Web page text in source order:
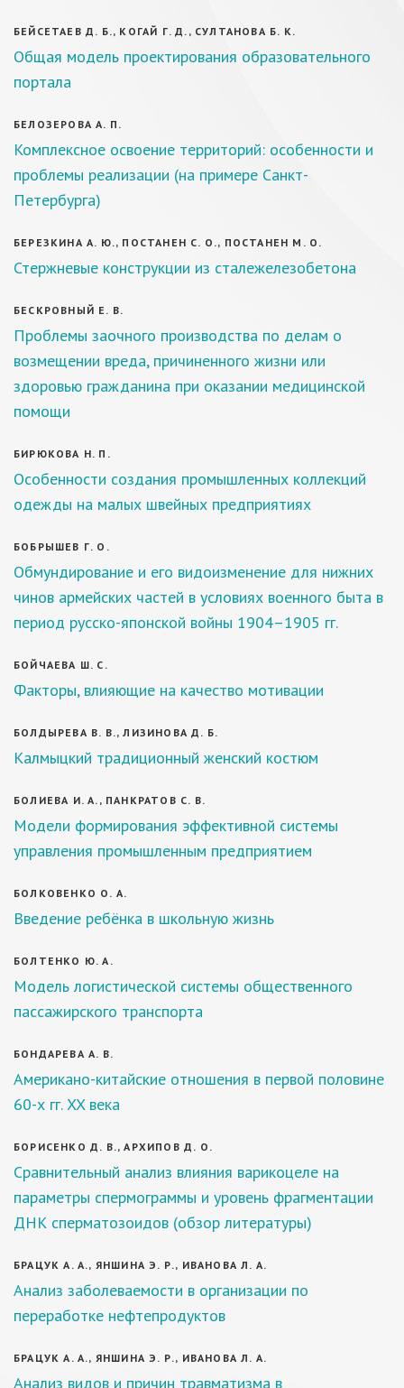
БЕЙСЕТАЕВ Д. Б., КОГАЙ Г. Д., СУЛТАНОВА Б. К.
Общая модель проектирования образовательного
портала
БЕЛОЗЕРОВА А. П.
Комплексное освоение территорий: особенности и
проблемы реализации (на примере Санкт-
Петербурга)
БЕРЕЗКИНА А. Ю., ПОСТАНЕН С. О., ПОСТАНЕН М. О.
Стержневые конструкции из сталежелезобетона
БЕСКРОВНЫЙ Е. В.
Проблемы заочного производства по делам о
возмещении вреда, причиненного жизни или
здоровью гражданина при оказании медицинской
помощи
БИРЮКОВА Н. П.
Особенности создания промышленных коллекций
одежды на малых швейных предприятиях
БОБРЫШЕВ Г. О.
Обмундирование и его видоизменение для нижних
чинов армейских частей в условиях военного быта в
период русско-японской войны 1904–1905 гг.
БОЙЧАЕВА Ш. С.
Факторы, влияющие на качество мотивации
БОЛДЫРЕВА В. В., ЛИЗИНОВА Д. Б.
Калмыцкий традиционный женский костюм
БОЛИЕВА И. А., ПАНКРАТОВ С. В.
Модели формирования эффективной системы
управления промышленным предприятием
БОЛКОВЕНКО О. А.
Введение ребёнка в школьную жизнь
БОЛТЕНКО Ю. А.
Модель логистической системы общественного
пассажирского транспорта
БОНДАРЕВА А. В.
Американо-китайские отношения в первой половине
60-х гг. XX века
БОРИСЕНКО Д. В., АРХИПОВ Д. О.
Сравнительный анализ влияния варикоцеле на
параметры спермограммы и уровень фрагментации
ДНК сперматозоидов (обзор литературы)
БРАЦУК А. А., ЯНШИНА Э. Р., ИВАНОВА Л. А.
Анализ заболеваемости в организации по
переработке нефтепродуктов
БРАЦУК А. А., ЯНШИНА Э. Р., ИВАНОВА Л. А.
Анализ видов и причин травматизма в